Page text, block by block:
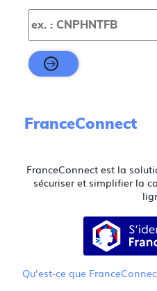
Code de suivi
FranceConnect
FranceConnect est la
sécuriser et simplifier la
Qu’est-ce que